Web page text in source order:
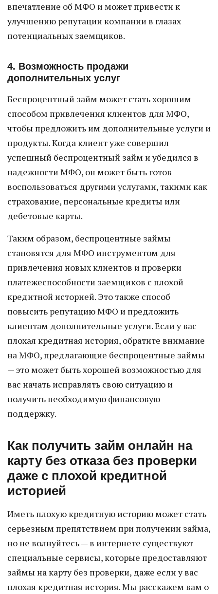
впечатление об МФО и может привести к
улучшению репутации компании в глазах
потенциальных заемщиков.
4. Возможность продажи
дополнительных услуг
Беспроцентный займ может стать хорошим
способом привлечения клиентов для МФО,
чтобы предложить им дополнительные услуги и
продукты. Когда клиент уже совершил
успешный беспроцентный займ и убедился в
надежности МФО, он может быть готов
воспользоваться другими услугами, такими как
страхование, персональные кредиты или
дебетовые карты.
Таким образом, беспроцентные займы
становятся для МФО инструментом для
привлечения новых клиентов и проверки
платежеспособности заемщиков с плохой
кредитной историей. Это также способ
повысить репутацию МФО и предложить
клиентам дополнительные услуги. Если у вас
плохая кредитная история, обратите внимание
на МФО, предлагающие беспроцентные займы
— это может быть хорошей возможностью для
вас начать исправлять свою ситуацию и
получить необходимую финансовую
поддержку.
Как получить займ онлайн на
карту без отказа без проверки
даже с плохой кредитной
историей
Иметь плохую кредитную историю может стать
серьезным препятствием при получении займа,
но не волнуйтесь — в интернете существуют
специальные сервисы, которые предоставляют
займы на карту без проверки, даже если у вас
плохая кредитная история. Мы расскажем вам о